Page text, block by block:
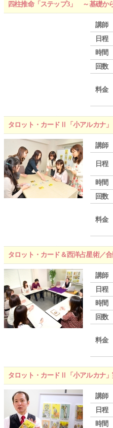
四柱推命「ステップ3」 ～基礎か
講師
日程
時間
回数
料金
タロット・カードⅡ「小アルカナ
講師
日程
時間
回数
料金
タロット・カード＆西洋占星術／
講師
日程
時間
回数
料金
タロット・カードⅡ「小アルカナ
講師
日程
時間